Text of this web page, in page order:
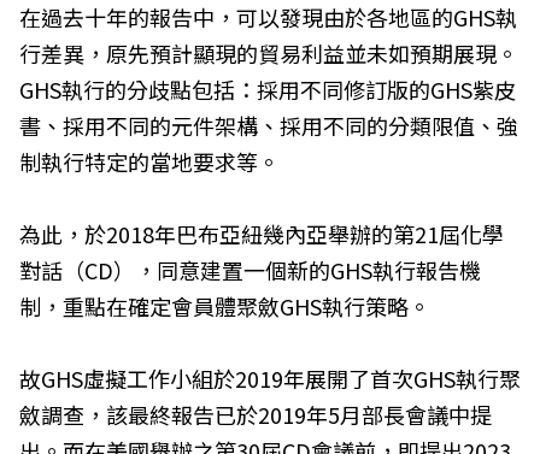
在過去十年的報告中，可以發現由於各地區的GHS執
行差異，原先預計顯現的貿易利益並未如預期展現。
GHS執行的分歧點包括：採用不同修訂版的GHS紫皮
書、採用不同的元件架構、採用不同的分類限值、強
制執行特定的當地要求等。
為此，於2018年巴布亞紐幾內亞舉辦的第21屆化學
對話（CD），同意建置一個新的GHS執行報告機
制，重點在確定會員體聚斂GHS執行策略。
故GHS虛擬工作小組於2019年展開了首次GHS執行聚
斂調查，該最終報告已於2019年5月部長會議中提